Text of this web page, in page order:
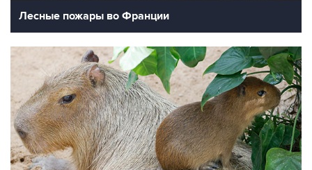
Лесные пожары во Франции